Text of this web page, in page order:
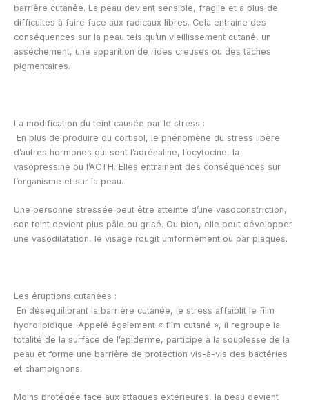
barrière cutanée. La peau devient sensible, fragile et a plus de
difficultés à faire face aux radicaux libres. Cela entraine des
conséquences sur la peau tels qu’un vieillissement cutané, un
asséchement, une apparition de rides creuses ou des tâches
pigmentaires.
La modification du teint causée par le stress :
En plus de produire du cortisol, le phénomène du stress libère
d’autres hormones qui sont l’adrénaline, l’ocytocine, la
vasopressine ou l’ACTH. Elles entrainent des conséquences sur
l’organisme et sur la peau.
Une personne stressée peut être atteinte d’une vasoconstriction,
son teint devient plus pâle ou grisé. Ou bien, elle peut développer
une vasodilatation, le visage rougit uniformément ou par plaques.
Les éruptions cutanées :
En déséquilibrant la barrière cutanée, le stress affaiblit le film
hydrolipidique. Appelé également « film cutané », il regroupe la
totalité de la surface de l’épiderme, participe à la souplesse de la
peau et forme une barrière de protection vis-à-vis des bactéries
et champignons.
Moins protégée face aux attaques extérieures, la peau devient